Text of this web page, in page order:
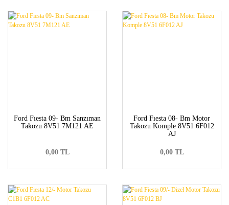
Ford Fıesta 09- Bm Sanzıman
Takozu 8V51 7M121 AE
0,00 TL
Ford Fıesta 08- Bm Motor
Takozu Komple 8V51 6F012
AJ
0,00 TL